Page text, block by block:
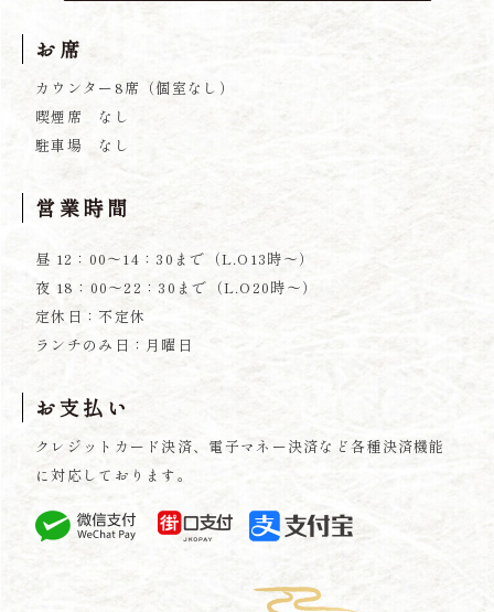
お席
カウンター8席（個室なし）
喫煙席 なし
​駐車場 なし
営業時間
昼 12：00～14：30まで（L.O13時～）
夜 18：00～22：30まで（L.O20時～）
定休日：不定休
ランチのみ日：月曜日
お支払い
クレジットカード決済、電子マネー決済など各種決済機能
に対応しております。